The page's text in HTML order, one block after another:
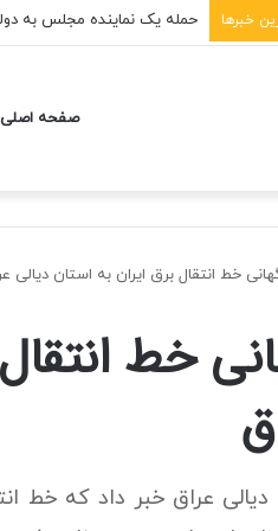
خبرها
صفحه اصلی
خط انتقال برق ایران به استان دیالی
خط
عراق خبر داد که خط